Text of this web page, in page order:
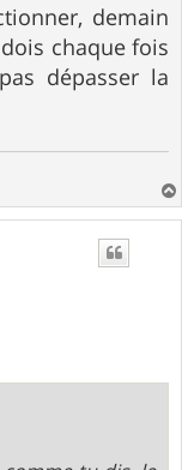
demain
chaque fois
dépasser la
a